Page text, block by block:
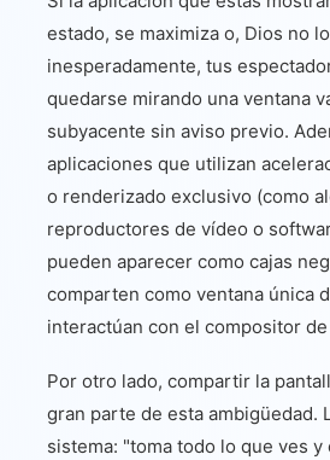
estado, se maximiza o, Dios no
inesperadamente, tus
quedarse mirando una ventana
subyacente sin aviso previo.
aplicaciones que utilizan
o renderizado exclusivo (como
reproductores de vídeo o
pueden aparecer como cajas
comparten como ventana única
interactúan con el compositor
Por otro lado, compartir la
gran parte de esta ambigüedad.
sistema: "toma todo lo que ves y